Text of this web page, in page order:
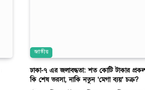
জাতীয়
ঢাকা-৭ এর জলাবদ্ধতা: শত কোটি টাকার
কি শেষ ভরসা, নাকি নতুন ‘মেগা ব্যয়’ চক্র?